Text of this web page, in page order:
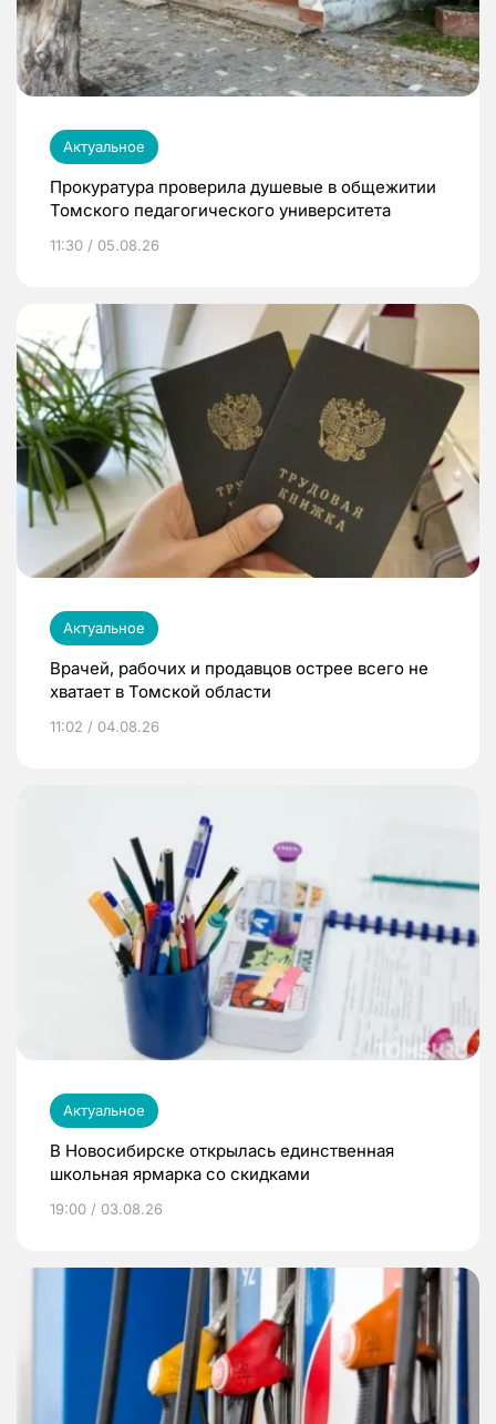
Актуальное
Прокуратура проверила душевые в общежитии
Томского педагогического университета
11:30 / 05.08.26
Актуальное
Врачей, рабочих и продавцов острее всего не
хватает в Томской области
11:02 / 04.08.26
Актуальное
В Новосибирске открылась единственная
школьная ярмарка со скидками
19:00 / 03.08.26